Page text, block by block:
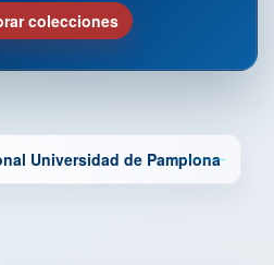
colecciones
Universidad de Pamplona